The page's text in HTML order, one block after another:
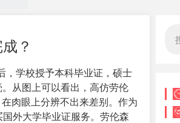
？
，学校授予本科毕业证，硕士
从图上可以看出，高仿劳伦
肉眼上分辨不出来差别。作为
外大学毕业证服务。劳伦森